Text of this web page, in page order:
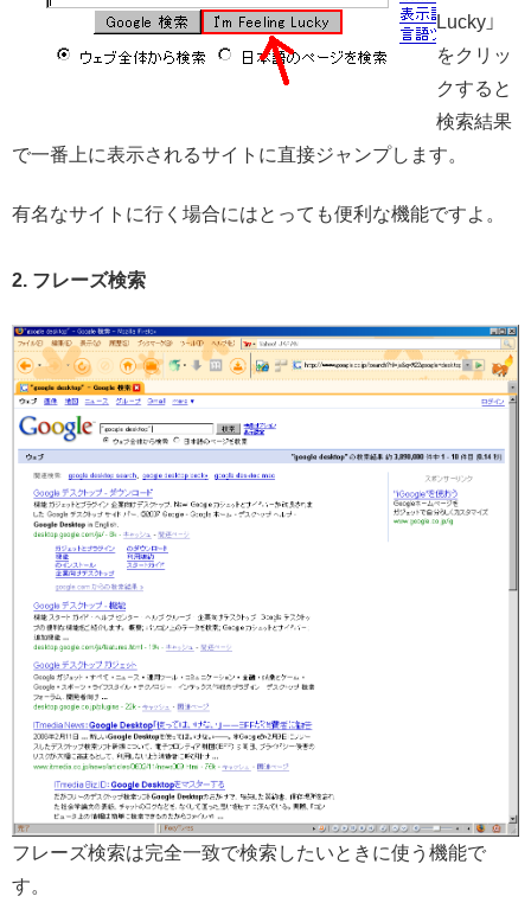
Lucky」
をクリッ
クすると
検索結果
で一番上に表示されるサイトに直接ジャンプします。
有名なサイトに行く場合にはとっても便利な機能ですよ。
2. フレーズ検索
フレーズ検索は完全一致で検索したいときに使う機能で
す。